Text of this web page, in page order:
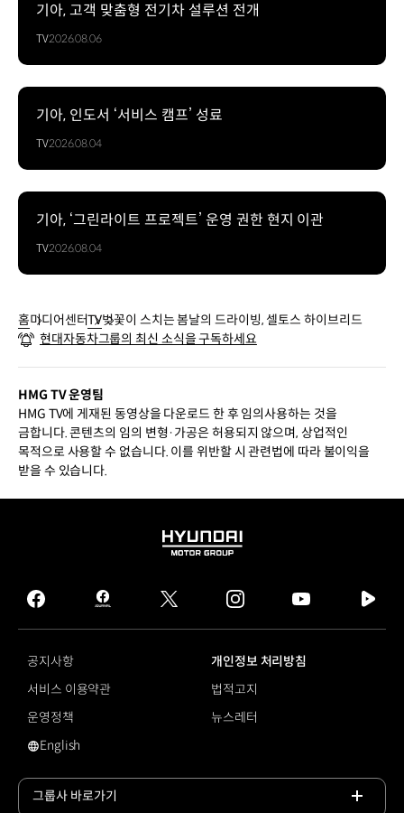
기아, 고객 맞춤형 전기차 설루션 전개
TV2026.08.06
기아, 인도서 ‘서비스 캠프’ 성료
TV2026.08.04
기아, ‘그린라이트 프로젝트’ 운영 권한 현지 이관
TV2026.08.04
홈미디어센터TV벚꽃이 스치는 봄날의 드라이빙, 셀토스 하이브리드
현대자동차그룹의 최신 소식을 구독하세요
HMG TV 운영팀
HMG TV에 게재된 동영상을 다운로드 한 후 임의사용하는 것을
금합니다. 콘텐츠의 임의 변형·가공은 허용되지 않으며, 상업적인
목적으로 사용할 수 없습니다. 이를 위반할 시 관련법에 따라 불이익을
받을 수 있습니다.
HYUNDAI
GROUP
facebook
hmg
journal
twitter instagram
tv
공지사항
개인정보 처리방침
서비스 이용약관
법적고지
운영정책
뉴스레터
영문 사이트로 이동
English
그룹사 바로가기